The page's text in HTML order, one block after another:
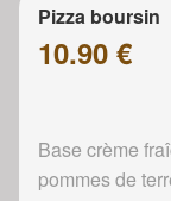
Pizza boursin
10.90 €
Base crème
pommes de